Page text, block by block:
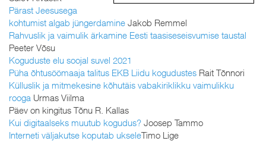
Pärast Jeesusega
kohtumist algab jüngerdamine Jakob Remmel
Rahvuslik ja vaimulik ärkamine Eesti taasiseseisvumise taustal
Peeter Võsu
Koguduste elu soojal suvel 2021
Püha õhtusöömaaja talitus EKB Liidu kogudustes Rait Tõnnori
Külluslik ja mitmekesine kõhutäis vabakiriklikku vaimulikku
rooga Urmas Viilma
Päev on kingitus Tõnu R. Kallas
Kui digitaalseks muutub kogudus? Joosep Tammo
Interneti väljakutse koputab ukseleTimo Lige